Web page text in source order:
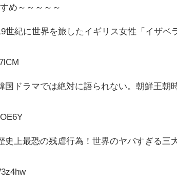
め～～～～～
世紀に世界を旅したイギリス女性「イザベ
国ドラマでは絶対に語られない。朝鮮王朝
史上最恐の残虐行為！世界のヤバすぎる三